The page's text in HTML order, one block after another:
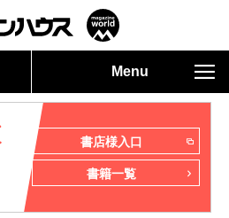
Menu
書店様入口
書籍一覧